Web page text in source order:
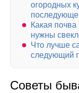
огородных
Какая
нужны
Что лучше
следующий
Советы